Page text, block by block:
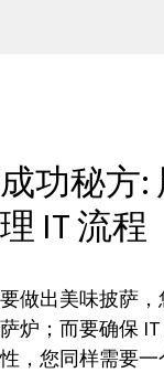
成功秘方:
理 IT 流程
要做出美味披萨
萨炉；而要确保
性，您同样需要